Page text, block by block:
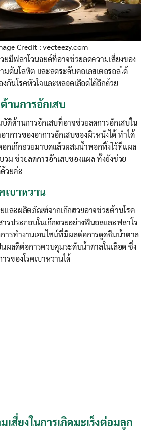
Credit : vecteezy.com
ยมีฟลาโวนอยด์ที่อาจช่วยลดความเสี่ยงของ
มดันโลหิต และลดระดับคอเลสเตอรอลได้
กันโรคหัวใจและหลอดเลือดได้อีกด้วย
นการอักเสบ
ติต้านการอักเสบที่อาจช่วยลดการอักเสบใน
าการของอาการอักเสบของผิวหนังได้ ทำได้
อกเก๊กฮวยมาบดแล้วผสมน้ำพอกทิ้งไว้ที่แผล
วม ช่วยลดการอักเสบของแผล ทั้งยังช่วย
วยค่ะ
เบาหวาน
และผลิตภัณฑ์จากเก๊กฮวยอาจช่วยต้านโรค
ารประกอบในเก๊กฮวยอย่างฟีนอลและฟลาโว
ารทำงานเอนไซม์ที่มีผลต่อการดูดซึมน้ำตาล
ผลดีต่อการควบคุมระดับน้ำตาลในเลือด ซึ่ง
รของโรคเบาหวานได้
เสี่ยงในการเกิดมะเร็งต่อมลูก